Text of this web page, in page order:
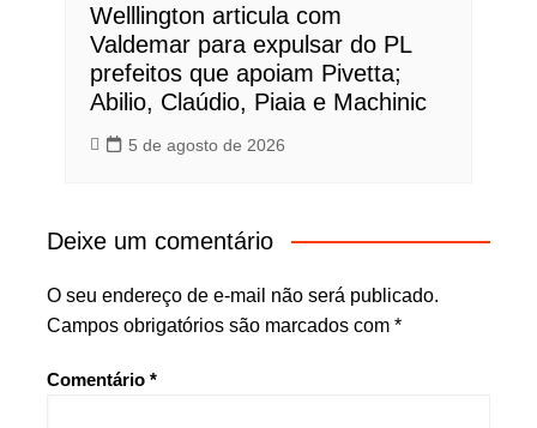
Welllington articula com
Valdemar para expulsar do PL
prefeitos que apoiam Pivetta;
Abilio, Claúdio, Piaia e Machinic
5 de agosto de 2026
Deixe um comentário
O seu endereço de e-mail não será publicado.
Campos obrigatórios são marcados com *
Comentário *